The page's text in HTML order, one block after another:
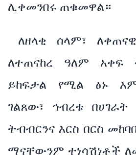
ሊቀመንበሩ ጠቁመዋል።
ለዘላቂ ሰላም፣
ለተጠናከረ ዓለም አቀፍ
ይከፍታል የሚል ፅኑ
ገልጸው፣ ኅብረቱ በሀገራት
ትብብርንና እርስ በርስ
ማናቸውንም ተነሳሽነቶች